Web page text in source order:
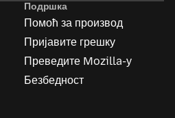
Подршка
Помоћ за производ
Пријавите грешку
Преведите Mozilla-у
Безбедност